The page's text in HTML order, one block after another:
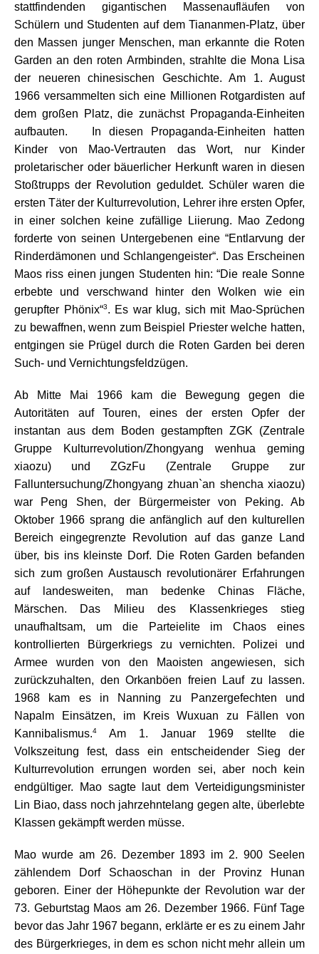
stattfindenden gigantischen Massenaufläufen von
Schülern und Studenten auf dem Tiananmen-Platz, über
den Massen junger Menschen, man erkannte die Roten
Garden an den roten Armbinden, strahlte die Mona Lisa
der neueren chinesischen Geschichte. Am 1. August
1966 versammelten sich eine Millionen Rotgardisten auf
dem großen Platz, die zunächst Propaganda-Einheiten
aufbauten. In diesen Propaganda-Einheiten hatten
Kinder von Mao-Vertrauten das Wort, nur Kinder
proletarischer oder bäuerlicher Herkunft waren in diesen
Stoßtrupps der Revolution geduldet. Schüler waren die
ersten Täter der Kulturrevolution, Lehrer ihre ersten Opfer,
in einer solchen keine zufällige Liierung. Mao Zedong
forderte von seinen Untergebenen eine “Entlarvung der
Rinderdämonen und Schlangengeister“. Das Erscheinen
Maos riss einen jungen Studenten hin: “Die reale Sonne
erbebte und verschwand hinter den Wolken wie ein
gerupfter Phönix“3. Es war klug, sich mit Mao-Sprüchen
zu bewaffnen, wenn zum Beispiel Priester welche hatten,
entgingen sie Prügel durch die Roten Garden bei deren
Such- und Vernichtungsfeldzügen.
Ab Mitte Mai 1966 kam die Bewegung gegen die
Autoritäten auf Touren, eines der ersten Opfer der
instantan aus dem Boden gestampften ZGK (Zentrale
Gruppe Kulturrevolution/Zhongyang wenhua geming
xiaozu) und ZGzFu (Zentrale Gruppe zur
Falluntersuchung/Zhongyang zhuan`an shencha xiaozu)
war Peng Shen, der Bürgermeister von Peking. Ab
Oktober 1966 sprang die anfänglich auf den kulturellen
Bereich eingegrenzte Revolution auf das ganze Land
über, bis ins kleinste Dorf. Die Roten Garden befanden
sich zum großen Austausch revolutionärer Erfahrungen
auf landesweiten, man bedenke Chinas Fläche,
Märschen. Das Milieu des Klassenkrieges stieg
unaufhaltsam, um die Parteielite im Chaos eines
kontrollierten Bürgerkriegs zu vernichten. Polizei und
Armee wurden von den Maoisten angewiesen, sich
zurückzuhalten, den Orkanböen freien Lauf zu lassen.
1968 kam es in Nanning zu Panzergefechten und
Napalm Einsätzen, im Kreis Wuxuan zu Fällen von
Kannibalismus.4
Am 1. Januar 1969 stellte die
Volkszeitung fest, dass ein entscheidender Sieg der
Kulturrevolution errungen worden sei, aber noch kein
endgültiger. Mao sagte laut dem Verteidigungsminister
Lin Biao, dass noch jahrzehntelang gegen alte, überlebte
Klassen gekämpft werden müsse.
Mao wurde am 26. Dezember 1893 im 2. 900 Seelen
zählendem Dorf Schaoschan in der Provinz Hunan
geboren. Einer der Höhepunkte der Revolution war der
73. Geburtstag Maos am 26. Dezember 1966. Fünf Tage
bevor das Jahr 1967 begann, erklärte er es zu einem Jahr
des Bürgerkrieges, in dem es schon nicht mehr allein um